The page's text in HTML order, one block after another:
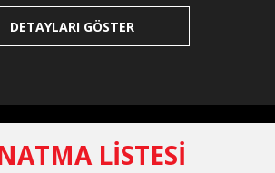
DETAYLARI GÖSTER
LİSTESİ